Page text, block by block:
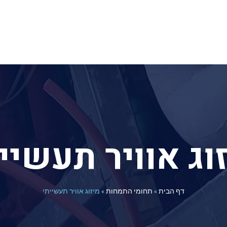
אוויר
דף הבית» תחומי התמחות» מיזוג אוויר תעשייתי